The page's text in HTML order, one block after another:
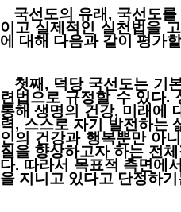
국선도의 유래, 국선도를
이고 실제적인 실천법을
에 대해 다음과 같이 평가
첫째, 덕당 국선도는 기
련법으로 규정할 수 있다.
통해 생명의 건강, 미래에
력, 스스로 자기 발전하는
인의 건강과 행복뿐만 아
질을 향상하고자 하는 전
다. 따라서 목표적 측면에
을 지니고 있다고 단정하